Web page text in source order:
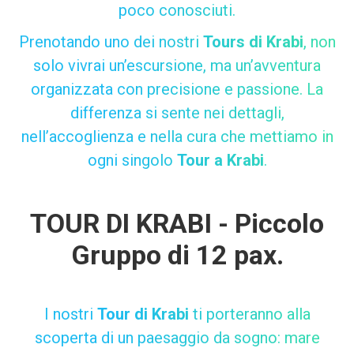
poco conosciuti.
Prenotando uno dei nostri Tours di Krabi, non
solo vivrai un’escursione, ma un’avventura
organizzata con precisione e passione. La
differenza si sente nei dettagli,
nell’accoglienza e nella cura che mettiamo in
ogni singolo Tour a Krabi.
TOUR DI KRABI - Piccolo
Gruppo di 12 pax.
I nostri Tour di Krabi ti porteranno alla
scoperta di un paesaggio da sogno: mare